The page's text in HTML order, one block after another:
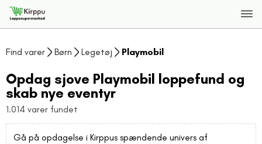
Find varer Børn Legetøj Playmobil
Opdag sjove Playmobil loppefund og
skab nye eventyr
1.014 varer fundet
Gå på opdagelse i Kirppus spændende univers af